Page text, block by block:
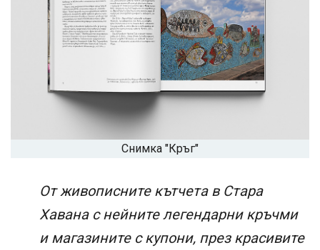
Снимка "Кръг"
От живописните кътчета в Стара
Хавана с нейните легендарни кръчми
и магазините с купони, през красивите